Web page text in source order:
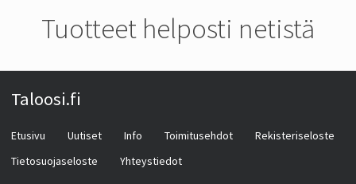
Tuotteet helposti netistä
Taloosi.fi
Etusivu Uutiset Info Toimitusehdot
Rekisteriseloste
Tietosuojaseloste
Yhteystiedot